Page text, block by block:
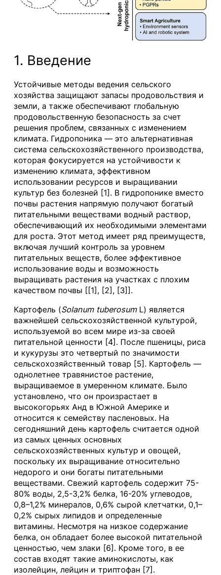
1. Введение
Устойчивые методы ведения сельского
хозяйства защищают запасы продовольствия и
земли, а также обеспечивают глобальную
продовольственную безопасность за счет
решения проблем, связанных с изменением
климата. Гидропоника — это альтернативная
система сельскохозяйственного производства,
которая фокусируется на устойчивости к
изменению климата, эффективном
использовании ресурсов и выращивании
культур без болезней [1]. В гидропонике вместо
почвы растения напрямую получают богатый
питательными веществами водный раствор,
обеспечивающий их необходимыми элементами
для роста. Этот метод имеет ряд преимуществ,
включая лучший контроль за уровнем
питательных веществ, более эффективное
использование воды и возможность
выращивать растения на участках с плохим
качеством почвы [[1], [2], [3]].
Картофель (Solanum tuberosumL) является
важнейшей сельскохозяйственной культурой,
используемой во всем мире из-за своей
питательной ценности [4]. После пшеницы, риса
и кукурузы это четвертый по значимости
сельскохозяйственный товар [5]. Картофель —
однолетнее травянистое растение,
выращиваемое в умеренном климате. Было
установлено, что он произрастает в
высокогорьях Анд в Южной Америке и
относится к семейству пасленовых. На
сегодняшний день картофель считается одной
из самых ценных основных
сельскохозяйственных культур и овощей,
поскольку их выращивание относительно
недорого и они богаты питательными
веществами. Свежий картофель содержит 75-
80% воды, 2,5-3,2% белка, 16-20% углеводов,
0,8–1,2% минералов, 0,6% сырой клетчатки, 0,1–
0,2% сырых липидов и определенные
витамины. Несмотря на низкое содержание
белка, он обладает более высокой питательной
ценностью, чем злаки [6]. Кроме того, в ее
состав входят такие аминокислоты, как
изолейцин, лейцин и триптофан [7].